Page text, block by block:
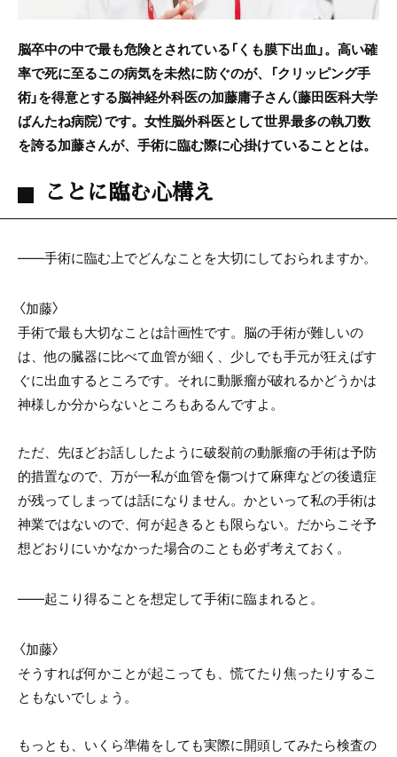
脳卒中の中で最も危険とされている「くも膜下出血」。高い確
率で死に至るこの病気を未然に防ぐのが、「クリッピング手
術」を得意とする脳神経外科医の加藤庸子さん（藤田医科大学
ばんたね病院）です。女性脳外科医として世界最多の執刀数
を誇る加藤さんが、手術に臨む際に心掛けていることとは。
ことに臨む心構え
――手術に臨む上でどんなことを大切にしておられますか。
〈加藤〉
手術で最も大切なことは計画性です。脳の手術が難しいの
は、他の臓器に比べて血管が細く、少しでも手元が狂えばす
ぐに出血するところです。それに動脈瘤が破れるかどうかは
神様しか分からないところもあるんですよ。
ただ、先ほどお話ししたように破裂前の動脈瘤の手術は予防
的措置なので、万が一私が血管を傷つけて麻痺などの後遺症
が残ってしまっては話になりません。かといって私の手術は
神業ではないので、何が起きるとも限らない。だからこそ予
想どおりにいかなかった場合のことも必ず考えておく。
――起こり得ることを想定して手術に臨まれると。
〈加藤〉
そうすれば何かことが起こっても、慌てたり焦ったりするこ
ともないでしょう。
もっとも、いくら準備をしても実際に開頭してみたら検査の